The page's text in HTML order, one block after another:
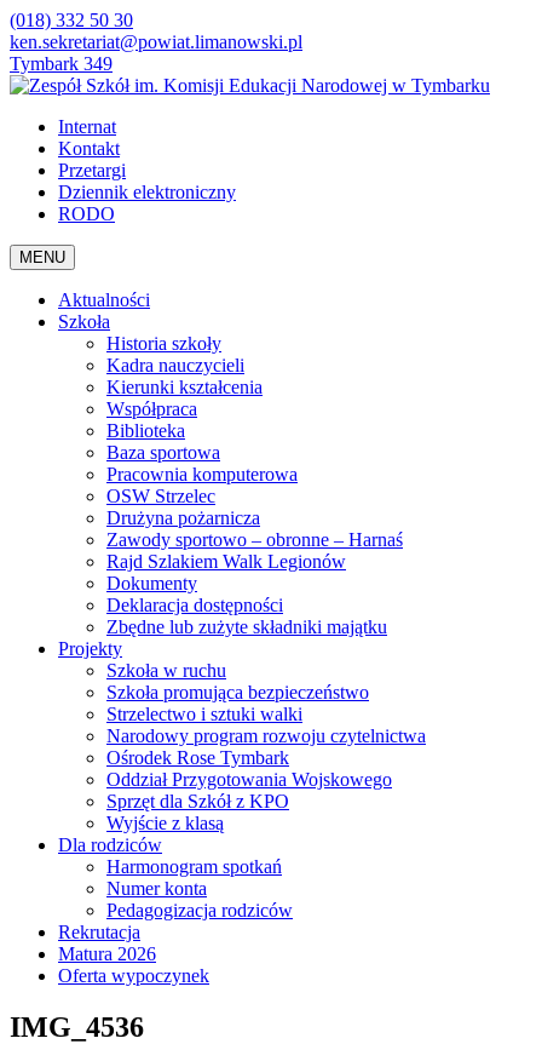
(018) 332 50 30
ken.sekretariat@powiat.limanowski.pl
Tymbark 349
Internat
Kontakt
Przetargi
Dziennik elektroniczny
RODO
MENU
Aktualności
Szkoła
Historia szkoły
Kadra nauczycieli
Kierunki kształcenia
Współpraca
Biblioteka
Baza sportowa
Pracownia komputerowa
OSW Strzelec
Drużyna pożarnicza
Zawody sportowo – obronne – Harnaś
Rajd Szlakiem Walk Legionów
Dokumenty
Deklaracja dostępności
Zbędne lub zużyte składniki majątku
Projekty
Szkoła w ruchu
Szkoła promująca bezpieczeństwo
Strzelectwo i sztuki walki
Narodowy program rozwoju czytelnictwa
Ośrodek Rose Tymbark
Oddział Przygotowania Wojskowego
Sprzęt dla Szkół z KPO
Wyjście z klasą
Dla rodziców
Harmonogram spotkań
Numer konta
Pedagogizacja rodziców
Rekrutacja
Matura 2026
Oferta wypoczynek
IMG_4536